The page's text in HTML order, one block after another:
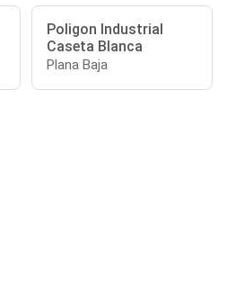
Poligon Industrial
Caseta Blanca
Plana Baja